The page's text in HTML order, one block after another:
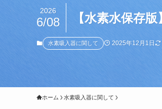
【水素水保存
2026
6/08
水素吸入器に関して 2025年12月1日
ホーム 水素吸入器に関して